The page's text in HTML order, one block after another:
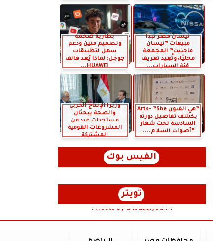
نيسان مصر تبدأ
مبيعات ”نيسان
ماجنيت” المجمعة
محليًا، وتُعِيد تعريف
فئة السيارات...
بطارية ضخمة
وتصميم متين ودعم
سهل لتطبيقات
جوجل: لماذا يُعد هاتف
HUAWEI...
”هي الفنون Arts- ”She
يكشف تفاصيل دورته
السادسة تحت شعار
”أصوات السلام.....
وزيرا الإنتاج الحربي
والصحة يبحثان
مستجدات عدد من
المشروعات القومية
المشتركة
الفيس بوك
تويتر
Tweets by anbaaalyoum1